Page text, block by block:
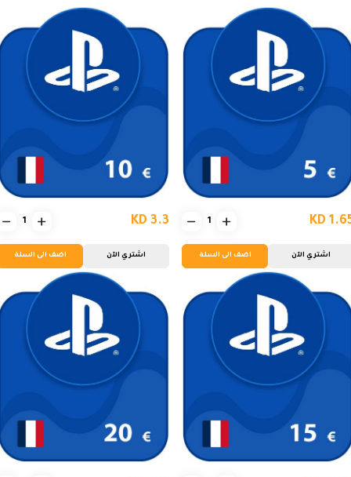
KD
اشتري الآن اضف الى السلة
KD 3.3
اشتري الآن اضف الى السلة